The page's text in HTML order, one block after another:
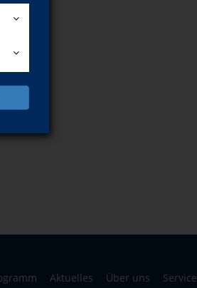
Aktuelles Über uns Service